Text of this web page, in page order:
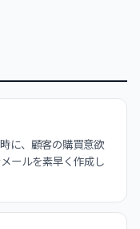
に、顧客の購買意欲
ールを素早く作成し